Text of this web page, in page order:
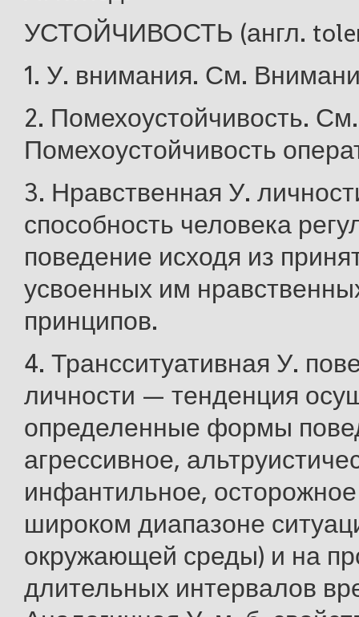
УСТОЙЧИВОСТЬ (англ.
1. У. внимания. См.
2. Помехоустойчивость. См.
Помехоустойчивость
3. Нравственная У.
способность человека
поведение исходя из
усвоенных им
принципов.
4. Трансситуативная У.
личности — тенденция
определенные формы
агрессивное,
инфантильное, осторожное
широком диапазоне
окружающей среды) и на
длительных интервалов